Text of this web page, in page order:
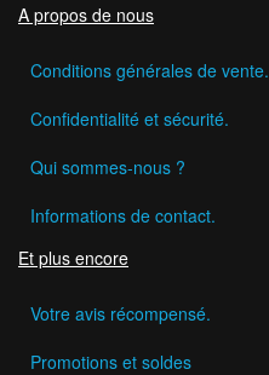
A propos de nous
Conditions générales de vente.
Confidentialité et sécurité.
Qui sommes-nous ?
Informations de contact.
Et plus encore
Votre avis récompensé.
Promotions et soldes